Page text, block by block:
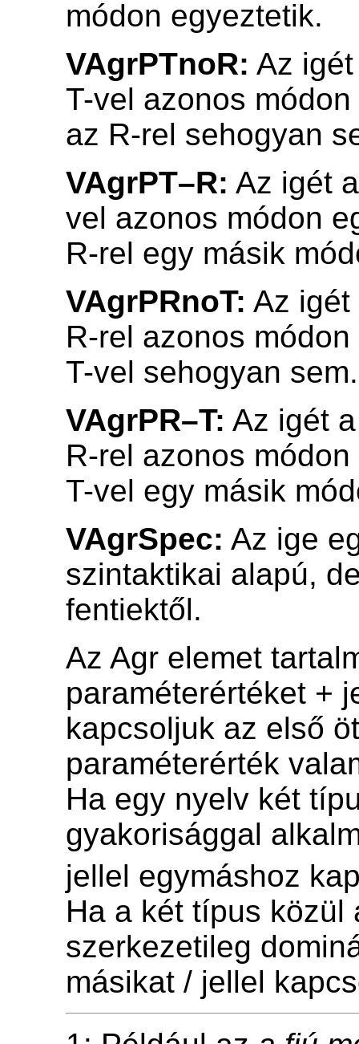
módon egyeztetik.
VAgrPTnoR: Az
T-vel azonos
az R-rel sehogyan
VAgrPT–R: Az igét
vel azonos módon
R-rel egy másik
VAgrPRnoT: Az igét
R-rel azonos
T-vel sehogyan sem.
VAgrPR–T: Az igét
R-rel azonos
T-vel egy másik
VAgrSpec: Az ige
szintaktikai alapú,
fentiektől.
Az Agr elemet
paraméterértéket +
kapcsoljuk az első
paraméterérték
Ha egy nyelv két
gyakorisággal
jellel egymáshoz
Ha a két típus közül
szerkezetileg
másikat / jellel